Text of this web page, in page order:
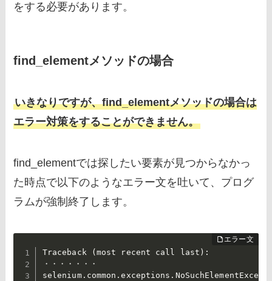
をする必要があります。
find_elementメソッドの場合
いきなりですが、find_elementメソッドの場合は
エラー対策をすることができません。
find_elementでは探したい要素が見つからなかっ
た時点で以下のようなエラー文を吐いて、プログ
ラムが強制終了します。
Traceback (most recent call last):
・・・・・・・